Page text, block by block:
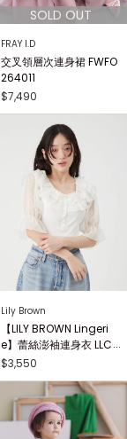
FRAY I.D
交叉領層次連身裙 FWFO
264011
$7,490
Lily Brown
【LILY BROWN Lingeri
e】蕾絲澎袖連身衣 LLCO
262503
$3,550